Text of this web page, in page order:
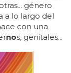
género
a lo largo del
con una
nos, genitales...